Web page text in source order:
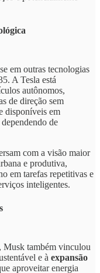
em outras tecnologias
A Tesla está
autônomos,
de direção sem
disponíveis em
de
com a visão maior
e produtiva,
em tarefas repetitivas e
inteligentes.
Musk também vinculou
e à expansão
aproveitar energia